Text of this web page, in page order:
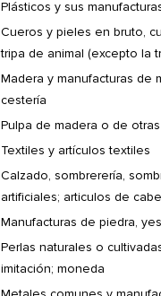
Plásticos y sus
Cueros y pieles en bruto,
tripa de animal (excepto la
Madera y manufacturas de
cestería
Pulpa de madera o de
Textiles y artículos textiles
Calzado, sombrerería,
artificiales; articulos de
Manufacturas de piedra,
Perlas naturales o
imitación; moneda